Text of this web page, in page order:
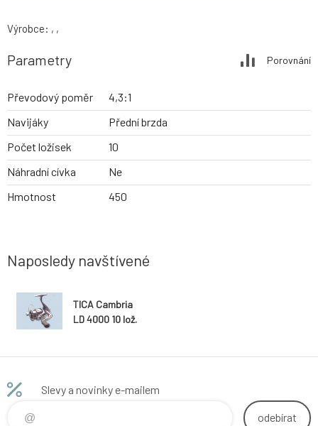
Výrobce: , ,
Parametry Porovnání
Převodový poměr
4,3:1
Navijáky
Přední brzda
Počet ložisek
10
Náhradní cívka
Ne
Hmotnost
450
Naposledy navštívené
TICA Cambria
LD 4000 10 lož.
Slevy a novinky e-mailem
odebírat